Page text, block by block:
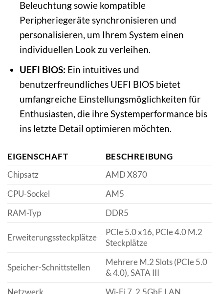
Beleuchtung sowie kompatible
Peripheriegeräte synchronisieren und
personalisieren, um Ihrem System einen
individuellen Look zu verleihen.
UEFI BIOS: Ein intuitives und
benutzerfreundliches UEFI BIOS bietet
umfangreiche Einstellungsmöglichkeiten für
Enthusiasten, die ihre Systemperformance bis
ins letzte Detail optimieren möchten.
EIGENSCHAFT
BESCHREIBUNG
Chipsatz
AMD X870
CPU-Sockel
AM5
RAM-Typ
DDR5
Erweiterungssteckplätze
PCIe 5.0 x16, PCIe 4.0 M.2
Steckplätze
Speicher-Schnittstellen
Mehrere M.2 Slots (PCIe 5.0
& 4.0), SATA III